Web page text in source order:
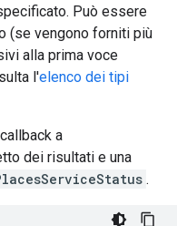
Può essere
(se vengono forniti più
alla prima voce
l'elenco dei tipi
a
dei risultati e una
.